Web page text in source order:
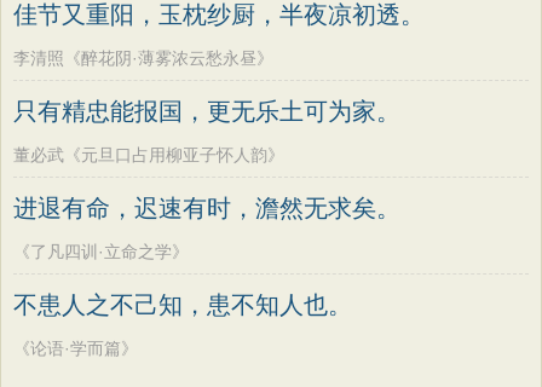
佳节又重阳，玉枕纱厨，半夜凉初透。
李清照《醉花阴·薄雾浓云愁永昼》
只有精忠能报国，更无乐土可为家。
董必武《元旦口占用柳亚子怀人韵》
进退有命，迟速有时，澹然无求矣。
《了凡四训·立命之学》
不患人之不己知，患不知人也。
《论语·学而篇》